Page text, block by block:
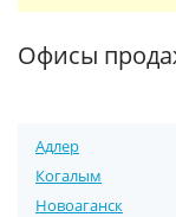
Офисы
Адлер
Когалым
Новоаганск